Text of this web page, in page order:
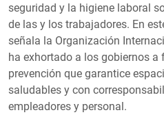
seguridad y la higiene laboral
de las y los trabajadores. En
señala la Organización
ha exhortado a los gobiernos a
prevención que garantice
saludables y con
empleadores y personal.